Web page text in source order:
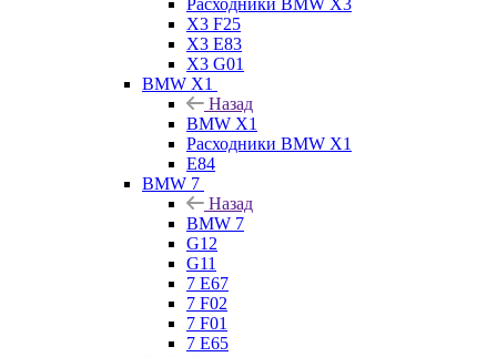
Расходники BMW X3
X3 F25
X3 E83
X3 G01
BMW X1
Назад
BMW X1
Расходники BMW X1
E84
BMW 7
Назад
BMW 7
G12
G11
7 Е67
7 F02
7 F01
7 E65